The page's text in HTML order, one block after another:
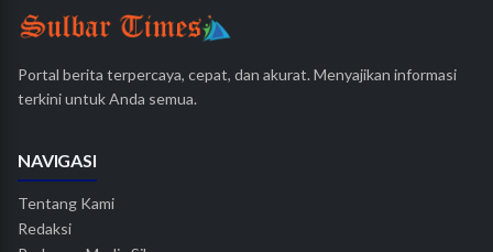
Portal berita terpercaya, cepat, dan akurat. Menyajikan informasi
terkini untuk Anda semua.
NAVIGASI
Tentang Kami
Redaksi